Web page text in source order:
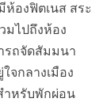
รถจัดสัมมนา
กลางเมือง
ำหรับพักผ่อน
ลยครับ